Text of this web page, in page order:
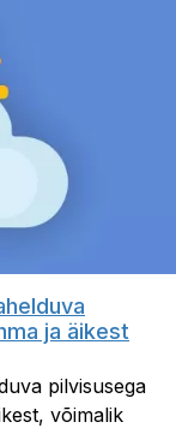
ja äikest
pilvisusega
võimalik